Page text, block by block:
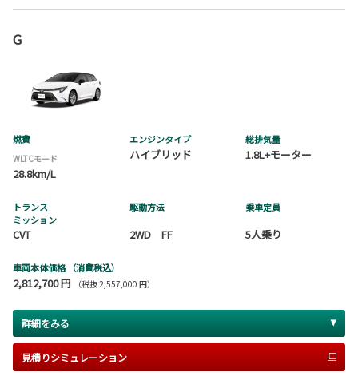
G
燃費
WLTCモード
28.8km/L
エンジンタイプ
ハイブリッド
総排気量
1.8L+モーター
トランス
ミッション
CVT
駆動方法
2WD FF
乗車定員
5人乗り
車両本体価格 （消費税込）
2,812,700 円 （税抜 2,557,000 円）
詳細をみる
見積りシミュレーション